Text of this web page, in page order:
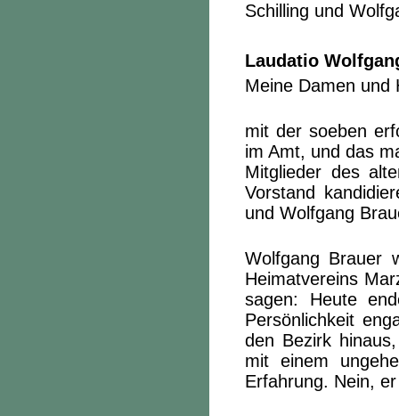
Schilling und
Laudatio
Meine Damen und
mit der soeben
im Amt, und das
Mitglieder des
Vorstand
und Wolfgang
Wolfgang Brauer
Heimatvereins
sagen: Heute
Persönlichkeit
den Bezirk
mit einem
Erfahrung. Nein,